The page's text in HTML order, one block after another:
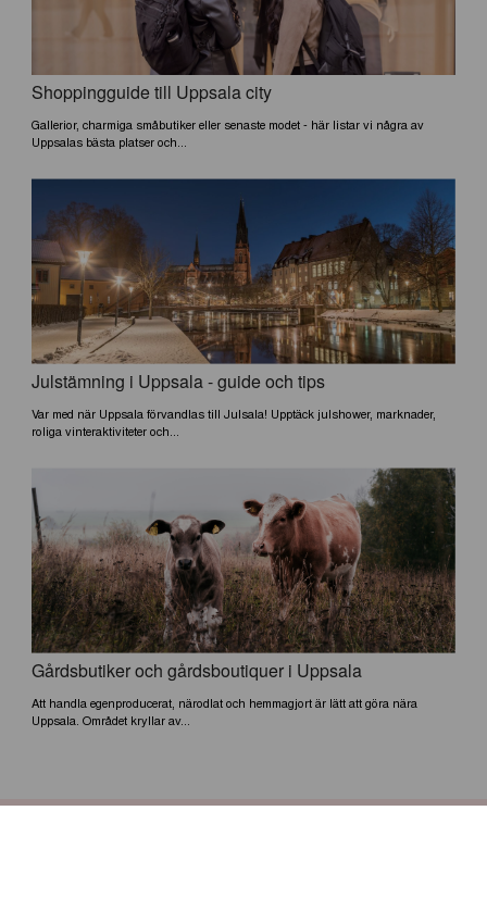
Shoppingguide till Uppsala city
Gallerior, charmiga småbutiker eller senaste modet - här listar vi några av
Uppsalas bästa platser och...
Julstämning i Uppsala - guide och tips
Var med när Uppsala förvandlas till Julsala! Upptäck julshower, marknader,
roliga vinteraktiviteter och...
Gårdsbutiker och gårdsboutiquer i Uppsala
Att handla egenproducerat, närodlat och hemmagjort är lätt att göra nära
Uppsala. Området kryllar av...